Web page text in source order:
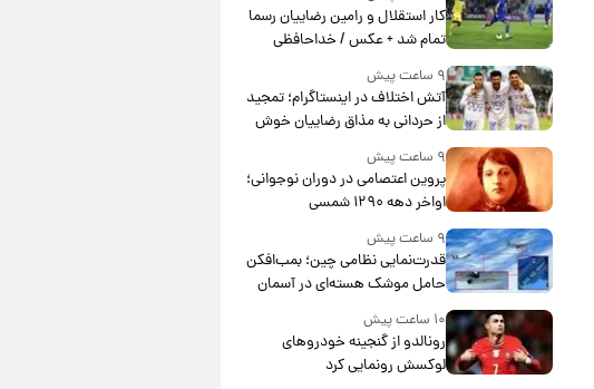
کار استقلال و رامین رضاییان رسما
تمام شد + عکس / خداحافظی
۹ ساعت پیش
آتش اختلاف در اینستاگرام؛ تمجید
از حردانی به مذاق رضاییان خوش
۹ ساعت پیش
پروین اعتصامی در دوران نوجوانی؛
اواخر دهه ۱۲۹۰ شمسی
۹ ساعت پیش
قدرت‌نمایی نظامی چین؛ بمب‌افکن
حامل موشک هسته‌ای در آسمان
ظاهر شد
۱۰ ساعت پیش
رونالدو از گنجینه خودروهای
لوکسش رونمایی کرد